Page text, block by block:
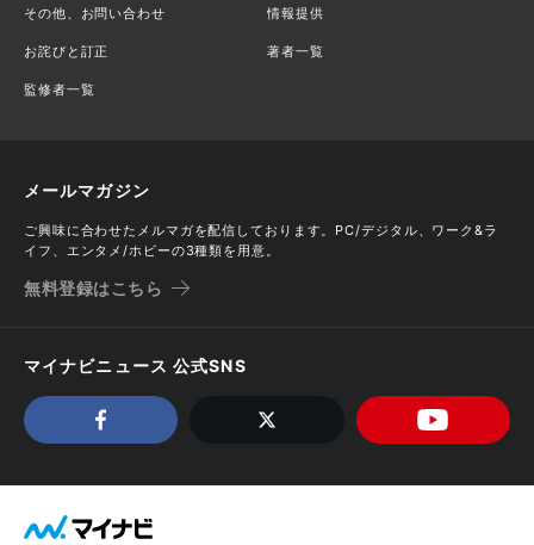
その他、お問い合わせ 情報提供
お詫びと訂正 著者一覧
監修者一覧
メールマガジン
ご興味に合わせたメルマガを配信しております。PC/デジタル、ワーク&ラ
イフ、エンタメ/ホビーの3種類を用意。
無料登録はこちら
マイナビニュース 公式SNS